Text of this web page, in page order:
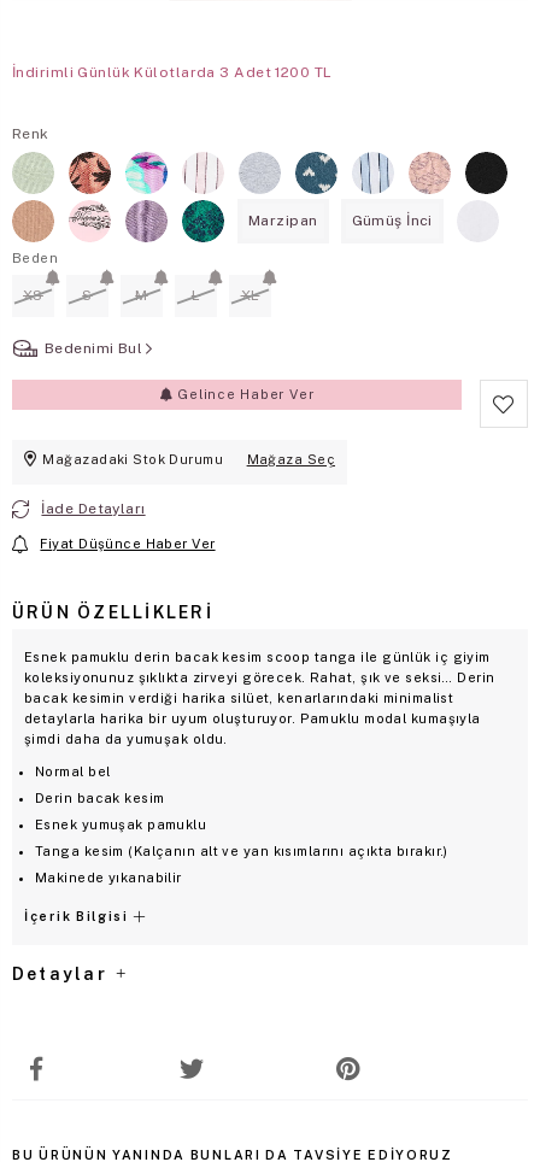
İndirimli Günlük Külotlarda 3 Adet 1200 TL
Renk
Marzipan Gümüş İnci
Beden
XS S M L XL
Bedenimi Bul
Gelince Haber Ver
Mağazadaki Stok Durumu Mağaza Seç
İade Detayları
Fiyat Düşünce Haber Ver
ÜRÜN ÖZELLIKLERI
Esnek pamuklu derin bacak kesim scoop tanga ile günlük iç giyim
koleksiyonunuz şıklıkta zirveyi görecek. Rahat, şık ve seksi… Derin
bacak kesimin verdiği harika silüet, kenarlarındaki minimalist
detaylarla harika bir uyum oluşturuyor. Pamuklu modal kumaşıyla
şimdi daha da yumuşak oldu.
Normal bel
Derin bacak kesim
Esnek yumuşak pamuklu
Tanga kesim (Kalçanın alt ve yan kısımlarını açıkta bırakır.)
Makinede yıkanabilir
İçerik Bilgisi
Detaylar
BU ÜRÜNÜN YANINDA BUNLARI DA TAVSIYE EDIYORUZ